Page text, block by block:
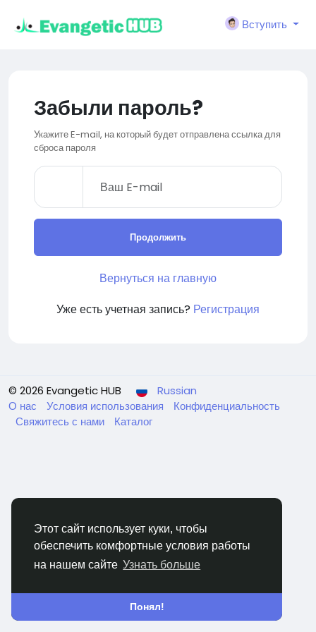
Этот сайт использует куки, чтобы
обеспечить комфортные условия работы
на нашем сайте Узнать больше
Понял!
Вступить
Забыли пароль?
Укажите E-mail, на который будет отправлена ссылка для
сброса пароля
Продолжить
Вернуться на главную
Уже есть учетная запись? Регистрация
© 2026 Evangetic HUB
Russian
О нас
Условия использования
Конфиденциальность
Свяжитесь с нами
Каталог